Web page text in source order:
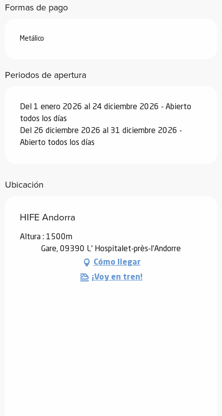
Formas de pago
Metálico
Periodos de apertura
Del 1 enero 2026 al 24 diciembre 2026 - Abierto
todos los días
Del 26 diciembre 2026 al 31 diciembre 2026 -
Abierto todos los días
Ubicación
HIFE Andorra
Altura : 1500m
Gare, 09390 L' Hospitalet-près-l'Andorre
Cómo llegar
¡Voy en tren!